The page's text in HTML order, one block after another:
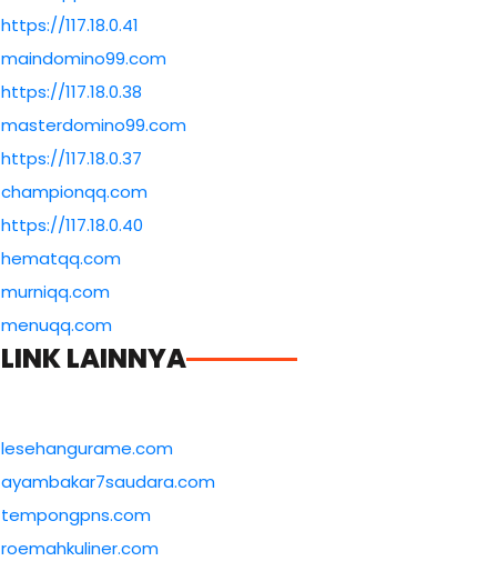
https://117.18.0.41
maindomino99.com
https://117.18.0.38
masterdomino99.com
https://117.18.0.37
championqq.com
https://117.18.0.40
hematqq.com
murniqq.com
menuqq.com
LINK LAINNYA
lesehangurame.com
ayambakar7saudara.com
tempongpns.com
roemahkuliner.com